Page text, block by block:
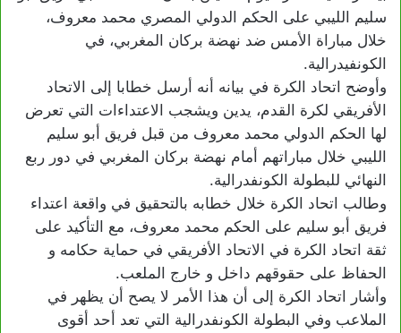
سليم الليبي على الحكم الدولي المصري محمد معروف،
خلال مباراة الأمس ضد نهضة بركان المغربي، في
الكونفيدرالية.
وأوضح اتحاد الكرة في بيانه أنه أرسل خطابا إلى الاتحاد
الأفريقي لكرة القدم، يدين ويشجب الاعتداءات التي تعرض
لها الحكم الدولي محمد معروف من قبل فريق أبو سليم
الليبي خلال مباراتهم أمام نهضة بركان المغربي في دور ربع
النهائي للبطولة الكونفدرالية.
وطالب اتحاد الكرة خلال خطابه بالتحقيق في واقعة اعتداء
فريق أبو سليم على الحكم محمد معروف، مع التأكيد على
ثقة اتحاد الكرة في الاتحاد الأفريقي في حماية حكامه و
الحفاظ على حقوقهم داخل و خارج الملعب.
وأشار اتحاد الكرة إلى أن هذا الأمر لا يصح أن يظهر في
الملاعب وفي البطولة الكونفدرالية التي تعد أحد أقوى